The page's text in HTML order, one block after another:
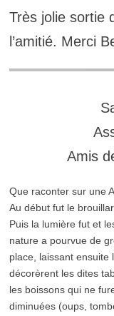
Très jolie sortie
l’amitié. Merci
Amis
Que raconter sur une
Au début fut le
Puis la lumière fut et
nature a pourvue de
place, laissant ensuite
décorèrent les dites
les boissons qui ne
diminuées (oups,